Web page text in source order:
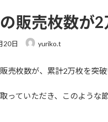
販売枚数が
20日 yuriko.t
売枚数が、累計2万枚を突破
っていただき、このような